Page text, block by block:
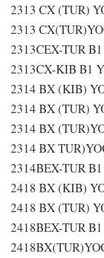
2313 CX (TUR)
2313
2313CEX-TUR
2313CX-KIB B1
2314 BX (KIB)
2314 BX (TUR)
2314 BX
2314 BX
2314BEX-TUR
2418 BX (KIB)
2418 BX (TUR)
2418BEX-TUR